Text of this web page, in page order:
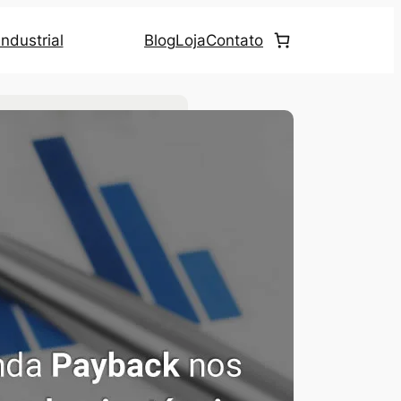
BlogLojaContato
Eficiência Energética (23)
Iluminação LED
(69)
Iluminação Pública(4)
Notícias(20)
Ultrassom(2)